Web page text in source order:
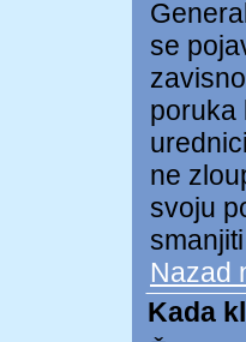
se
poruka
ne
svoju
Nazad
Kada